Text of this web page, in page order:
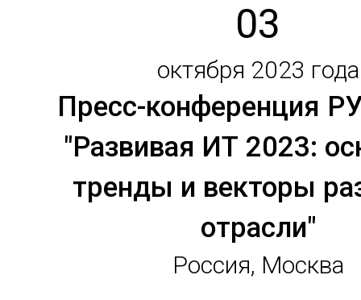
03
октября 2023 года
Пресс-конференция
"Развивая ИТ 2023:
тренды и векторы
отрасли"
Россия, Москва